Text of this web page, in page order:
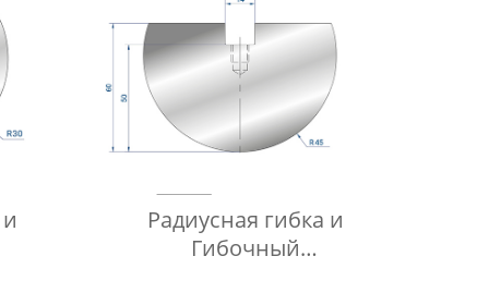
Радиусная гибка и
Гибочный